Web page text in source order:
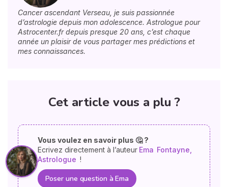
Cancer ascendant Verseau, je suis passionnée
d’astrologie depuis mon adolescence. Astrologue pour
Astrocenter.fr depuis presque 20 ans, c’est chaque
année un plaisir de vous partager mes prédictions et
mes connaissances.
Cet article vous a plu ?
Vous voulez en savoir plus 🤔 ?
Ecrivez directement à l’auteur Ema Fontayne,
Astrologue !
Poser une question à Ema